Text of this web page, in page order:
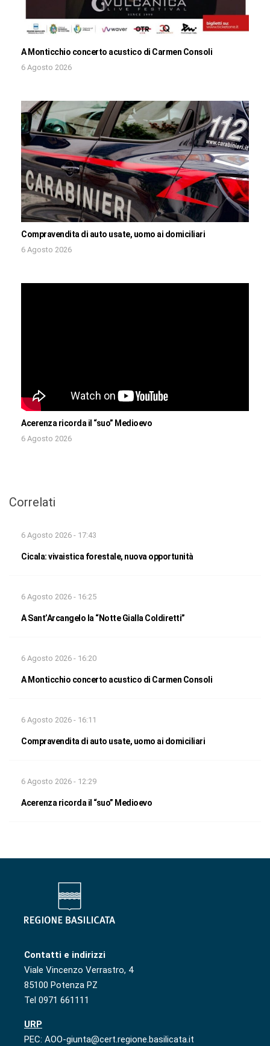
A Monticchio concerto acustico di Carmen Consoli
6 Agosto 2026
Compravendita di auto usate, uomo ai domiciliari
6 Agosto 2026
Acerenza ricorda il “suo” Medioevo
6 Agosto 2026
Correlati
6 Agosto 2026 - 17:43
Cicala: vivaistica forestale, nuova opportunità
6 Agosto 2026 - 16:25
A Sant’Arcangelo la “Notte Gialla Coldiretti”
6 Agosto 2026 - 16:20
A Monticchio concerto acustico di Carmen Consoli
6 Agosto 2026 - 16:11
Compravendita di auto usate, uomo ai domiciliari
6 Agosto 2026 - 12:29
Acerenza ricorda il “suo” Medioevo
Contatti e indirizzi
Viale Vincenzo Verrastro, 4
85100 Potenza PZ
Tel 0971 661111
URP
PEC: AOO-giunta@cert.regione.basilicata.it